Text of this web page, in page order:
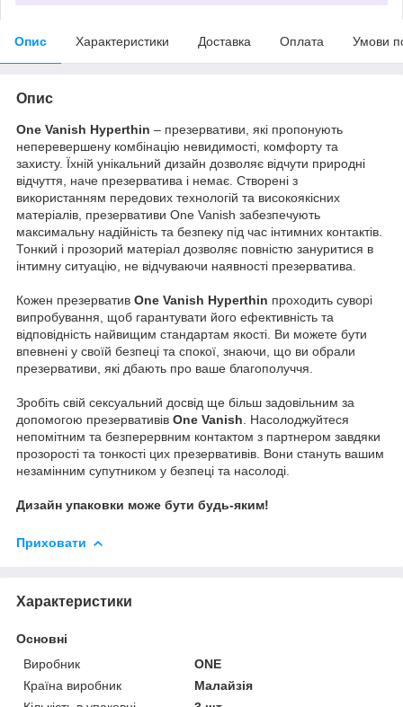
Опис Характеристики Доставка Оплата Умови
Опис
One Vanish Hyperthin – презервативи, які пропонують
неперевершену комбінацію невидимості, комфорту та
захисту. Їхній унікальний дизайн дозволяє відчути природні
відчуття, наче презерватива і немає. Створені з
використанням передових технологій та високоякісних
матеріалів, презервативи One Vanish забезпечують
максимальну надійність та безпеку під час інтимних контактів.
Тонкий і прозорий матеріал дозволяє повністю зануритися в
інтимну ситуацію, не відчуваючи наявності презерватива.
Кожен презерватив One Vanish Hyperthin проходить суворі
випробування, щоб гарантувати його ефективність та
відповідність найвищим стандартам якості. Ви можете бути
впевнені у своїй безпеці та спокої, знаючи, що ви обрали
презервативи, які дбають про ваше благополуччя.
Зробіть свій сексуальний досвід ще більш задовільним за
допомогою презервативів One Vanish . Насолоджуйтеся
непомітним та безперервним контактом з партнером завдяки
прозорості та тонкості цих презервативів. Вони стануть вашим
незамінним супутником у безпеці та насолоді.
Дизайн упаковки може бути будь-яким!
Приховати
Характеристики
Основні
Виробник
ONE
Країна виробник
Малайзія